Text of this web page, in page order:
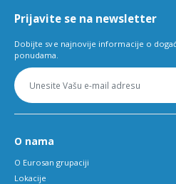
Prijavite se na newsletter
Dobijte sve najnovije informacije o
ponudama.
O nama
O Eurosan grupaciji
Lokacije